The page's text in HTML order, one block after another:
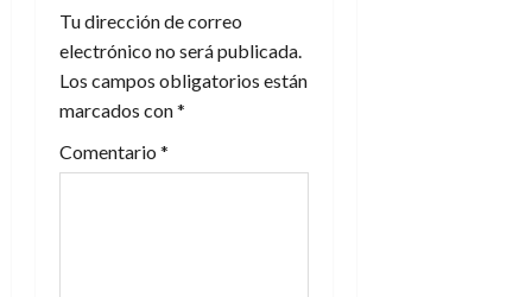
c
i
ó
n
Tu dirección de correo
electrónico no será publicada.
Los campos obligatorios están
marcados con*
Comentario *